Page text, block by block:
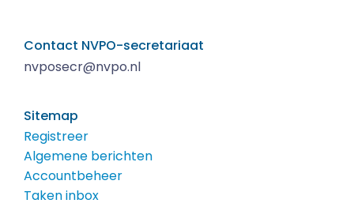
Contact NVPO-secretariaat
nvposecr@nvpo.nl
Sitemap
Registreer
Algemene berichten
Accountbeheer
Taken inbox